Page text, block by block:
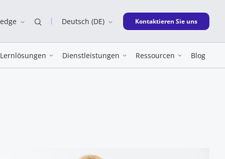
Deutsch (DE) New window
Kontaktieren Sie uns
Lernlösungen Dienstleistungen Ressourcen Blog